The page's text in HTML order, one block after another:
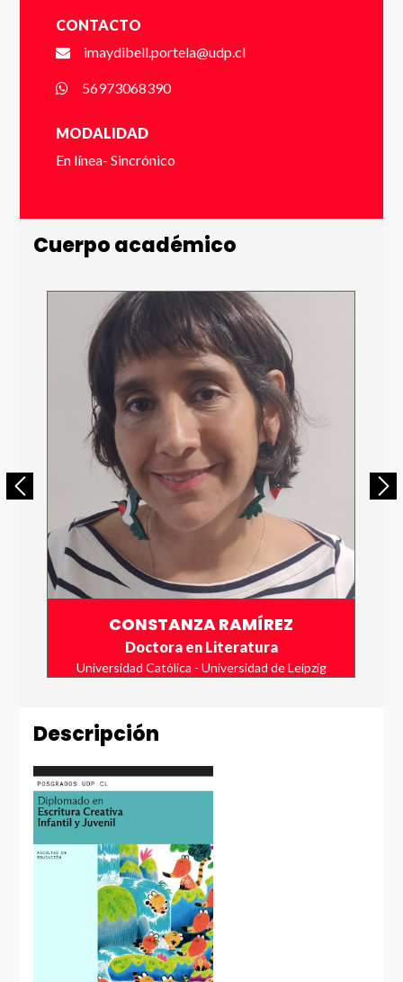
CONTACTO
imaydibell.portela@udp.cl
56973068390
MODALIDAD
En línea- Sincrónico
Cuerpo académico
CONSTANZA RAMÍREZ
Doctora en Literatura
Universidad Católica - Universidad de Leipzig
Descripción
VER FOLLETO
Nombre *
Apellido *
Email *
Número de Celular * (+56 9 xxxx xxxx)
Enviar